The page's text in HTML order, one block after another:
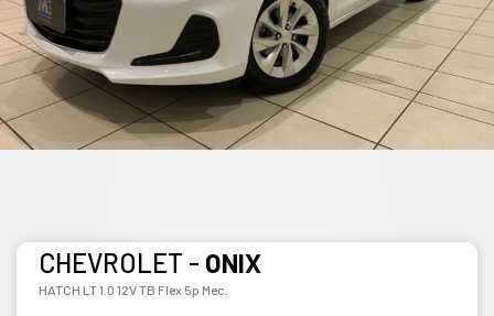
CHEVROLET - ONIX
HATCH LT 1.0 12V TB Flex 5p Mec.